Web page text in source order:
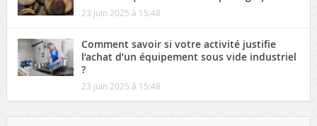
23 juin 2025 à 15:48
Comment savoir si votre activité justifie
l’achat d’un équipement sous vide industriel
?
23 juin 2025 à 15:48